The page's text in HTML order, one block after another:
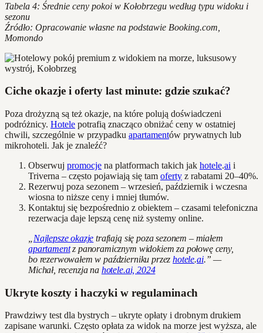
Tabela 4: Średnie ceny pokoi w Kołobrzegu według typu widoku i
sezonu
Źródło: Opracowanie własne na podstawie Booking.com,
Momondo
Ciche okazje i oferty last minute: gdzie szukać?
Poza drożyzną są też okazje, na które polują doświadczeni
podróżnicy. Hotele potrafią znacząco obniżać ceny w ostatniej
chwili, szczególnie w przypadku apartamentów prywatnych lub
mikrohoteli. Jak je znaleźć?
Obserwuj promocje na platformach takich jak hotele.ai i
Triverna – często pojawiają się tam oferty z rabatami 20–40%.
Rezerwuj poza sezonem – wrzesień, październik i wczesna
wiosna to niższe ceny i mniej tłumów.
Kontaktuj się bezpośrednio z obiektem – czasami telefoniczna
rezerwacja daje lepszą cenę niż systemy online.
Najlepsze okazje trafiają się poza sezonem – miałem
apartamentz panoramicznym widokiem za połowę ceny,
bo rezerwowałem w październiku przezhotele.ai.” —
Michał, recenzja na hotele.ai, 2024
Ukryte koszty i haczyki w regulaminach
Prawdziwy test dla bystrych – ukryte opłaty i drobnym drukiem
zapisane warunki. Często opłata za widok na morze jest wyższa, ale